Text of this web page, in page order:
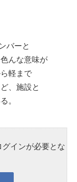
バーと
んな意味が
軽まで
、施設と
。
インが必要とな